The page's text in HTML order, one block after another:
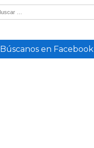
Búscanos en Facebook